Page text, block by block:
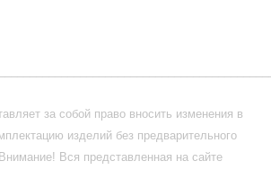
за собой право вносить изменения в
изделий без предварительного
Вся представленная на сайте